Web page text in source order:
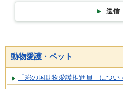
送信
動物愛護・ペット
「彩の国動物愛護推進員」につい